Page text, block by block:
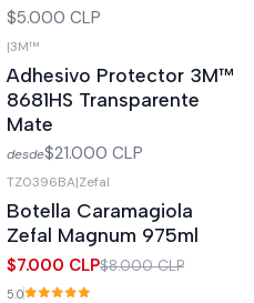
$5.000 CLP
|3M™
Adhesivo Protector 3M™
8681HS Transparente
Mate
desde$21.000 CLP
TZ0396BA|Zefal
Botella Caramagiola
Zefal Magnum 975ml
$7.000 CLP$8.000 CLP
5.0